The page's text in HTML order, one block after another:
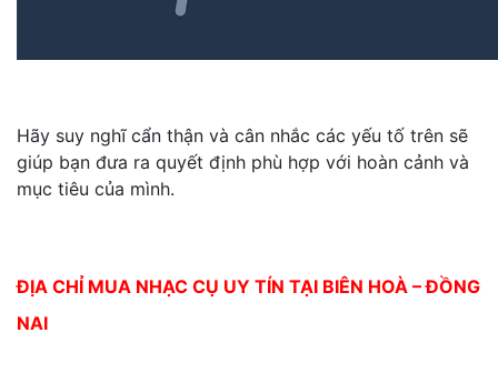
Hãy suy nghĩ cẩn thận và cân nhắc các yếu tố trên sẽ
giúp bạn đưa ra quyết định phù hợp với hoàn cảnh và
mục tiêu của mình.
ĐỊA CHỈ MUA NHẠC CỤ UY TÍN TẠI BIÊN HOÀ – ĐỒNG
NAI